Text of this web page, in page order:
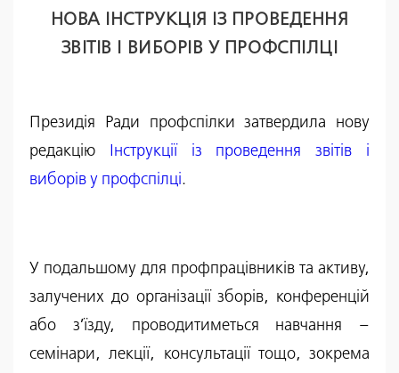
НОВА ІНСТРУКЦІЯ ІЗ ПРОВЕДЕННЯ
ЗВІТІВ І ВИБОРІВ У ПРОФСПІЛЦІ
Президія Ради профспілки затвердила нову
редакцію
Інструкції із проведення звітів і
виборів у профспілці.
У подальшому для профпрацівників та активу,
залучених до організації зборів, конференцій
або з’їзду, проводитиметься навчання –
семінари, лекції, консультації тощо, зокрема